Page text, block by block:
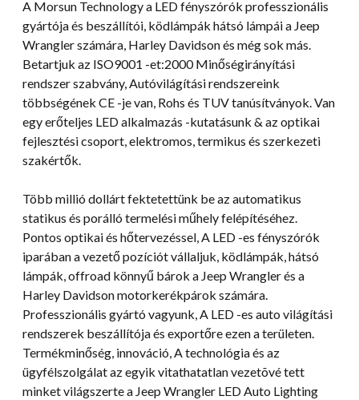
A Morsun Technology a LED fényszórók professzionális
gyártója és beszállítói, ködlámpák hátsó lámpái a Jeep
Wrangler számára, Harley Davidson és még sok más.
Betartjuk az ISO9001 -et:2000 Minőségirányítási
rendszer szabvány, Autóvilágítási rendszereink
többségének CE -je van, Rohs és TUV tanúsítványok. Van
egy erőteljes LED alkalmazás -kutatásunk & az optikai
fejlesztési csoport, elektromos, termikus és szerkezeti
szakértők.
Több millió dollárt fektetettünk be az automatikus
statikus és porálló termelési műhely felépítéséhez.
Pontos optikai és hőtervezéssel, A LED -es fényszórók
iparában a vezető pozíciót vállaljuk, ködlámpák, hátsó
lámpák, offroad könnyű bárok a Jeep Wrangler és a
Harley Davidson motorkerékpárok számára.
Professzionális gyártó vagyunk, A LED -es auto világítási
rendszerek beszállítója és exportőre ezen a területen.
Termékminőség, innováció, A technológia és az
ügyfélszolgálat az egyik vitathatatlan vezetõvé tett
minket világszerte a Jeep Wrangler LED Auto Lighting